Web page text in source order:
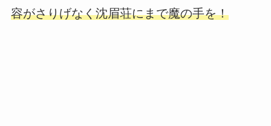
容がさりげなく沈眉荘にまで魔の手を！